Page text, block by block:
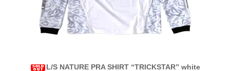
L/S NATURE PRA SHIRT “TRICKSTAR” white